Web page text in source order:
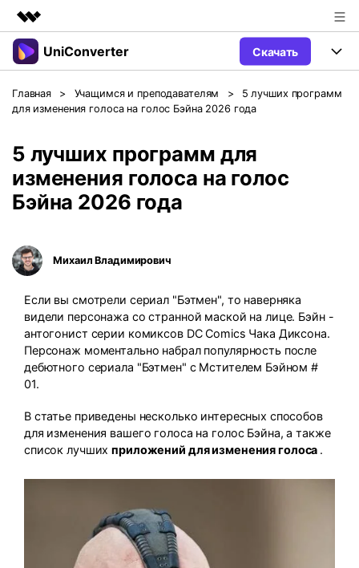
Рекомендуемые продукты
Управление данными
Бизнес
Решения
Новости
Покупка
Поддержка
UniConverter Скачать
Продукты
UniConverter для Windows
Mac
Видео/Аудио
AI функции
Больше инструментов
Руководство
Блог
Пользователи DVD
Креативный Дизайн
Фотография
Пользователи Фильмов
НАЙДИТЕ БОЛЬШЕ РЕШЕНИЙ
Поддержка
UniConverter.
Контактная
Поддержка
Вся информация, необходимая для
использования UniConverter.
Технические
Что Нового Последние новости и обновления UniConverter.
КУПИТЬ Sign In
search
Главная > Учащимся и преподавателям >
5 лучших программ
для изменения голоса на голос Бэйна 2026 года
5 лучших программ для
изменения голоса на голос
Бэйна 2026 года
Михаил Владимирович
Если вы смотрели сериал "Бэтмен", то наверняка
видели персонажа со странной маской на лице. Бэйн -
антогонист серии комиксов DC Comics Чака Диксона.
Персонаж моментально набрал популярность после
дебютного сериала "Бэтмен" с Мстителем Бэйном #
01.
В статье приведены несколько интересных способов
для изменения вашего голоса на голос Бэйна, а также
список лучшихприложений для изменения голоса .